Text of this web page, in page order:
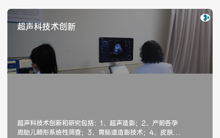
超声科技术创新
超声科技术创新和研究包括：1、超声造影；2、产前各孕
周胎儿畸形系统性筛查；3、胃肠道造影技术；4、皮肤疾